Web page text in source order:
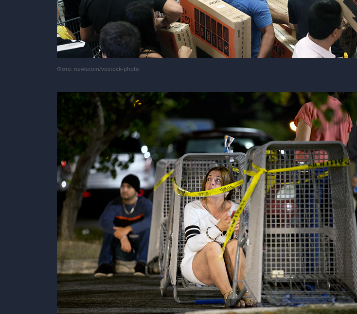
Фото: newscom/vostock-photo